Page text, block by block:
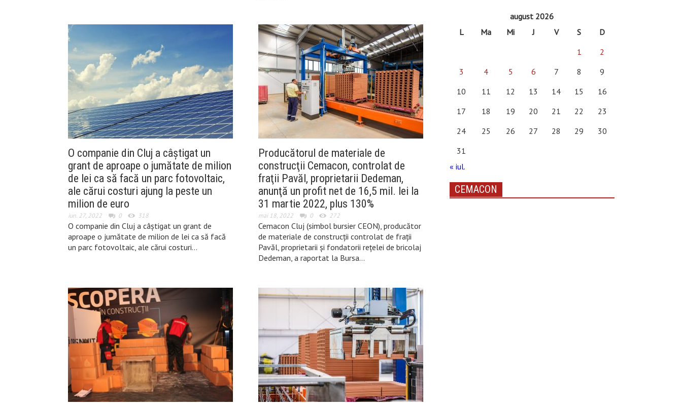
O companie din Cluj a câștigat un
grant de aproape o jumătate de milion
de lei ca să facă un parc fotovoltaic,
ale cărui costuri ajung la peste un
milion de euro
iun. 27, 2022 0 318
O companie din Cluj a câștigat un grant de
aproape o jumătate de milion de lei ca să facă
un parc fotovoltaic, ale cărui costuri…
Producătorul de materiale de
construcţii Cemacon, controlat de
fraţii Pavăl, proprietarii Dedeman,
anunţă un profit net de 16,5 mil. lei la
31 martie 2022, plus 130%
mai 18, 2022 0 272
Cemacon Cluj (simbol bursier CEON), producător
de materiale de construcţii controlat de fraţii
Pavăl, proprietarii şi fondatorii reţelei de bricolaj
Dedeman, a raportat la Bursa…
august 2026
L
Ma Mi J V S
D
1
2
3
4 5 6 7 8
9
10
11 12 13 14 15
16
17
18 19 20 21 22
23
24
25 26 27 28 29
30
31
« iul.
CEMACON